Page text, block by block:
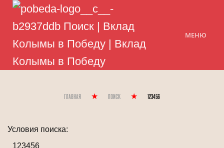
МЕНЮ
Главная Поиск 123456
Условия поиска: